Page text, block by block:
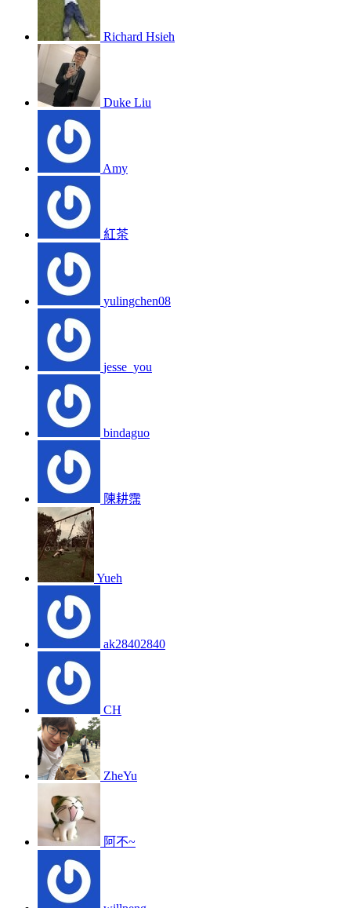
Richard Hsieh
Duke Liu
Amy
紅茶
yulingchen08
jesse_you
bindaguo
陳耕霈
Yueh
ak28402840
CH
ZheYu
阿不~